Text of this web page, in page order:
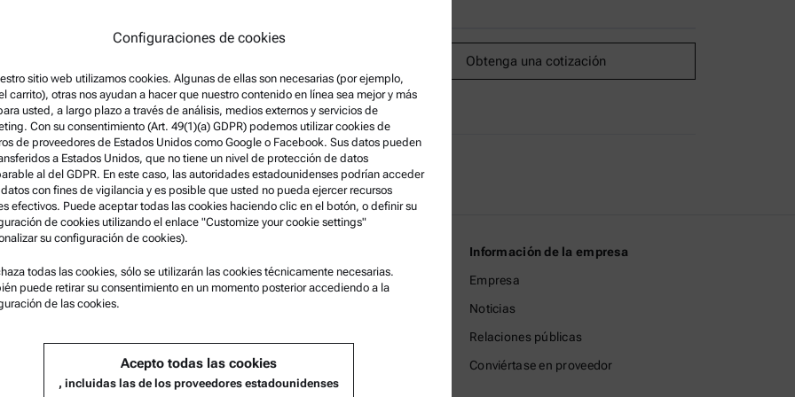
Obtenga una cotización
y condiciones
de privacidad del grupo
de uso
Anton Paar Certified Service
Comuníquese con nosotros
Información de la empresa
Empresa
Noticias
Relaciones públicas
Conviértase en proveedor
Configuraciones de cookies
sitio web utilizamos cookies. Algunas de ellas son necesarias (por ejemplo,
carrito), otras nos ayudan a hacer que nuestro contenido en línea sea mejor y más
usted, a largo plazo a través de análisis, medios externos y servicios de
Con su consentimiento (Art. 49(1)(a) GDPR) podemos utilizar cookies de
de proveedores de Estados Unidos como Google o Facebook. Sus datos pueden
a Estados Unidos, que no tiene un nivel de protección de datos
al del GDPR. En este caso, las autoridades estadounidenses podrían acceder
con fines de vigilancia y es posible que usted no pueda ejercer recursos
efectivos. Puede aceptar todas las cookies haciendo clic en el botón, o definir su
de cookies utilizando el enlace "Customize your cookie settings"
su configuración de cookies).
todas las cookies, sólo se utilizarán las cookies técnicamente necesarias.
puede retirar su consentimiento en un momento posterior accediendo a la
de las cookies.
Acepto todas las cookies
, incluidas las de los proveedores estadounidenses